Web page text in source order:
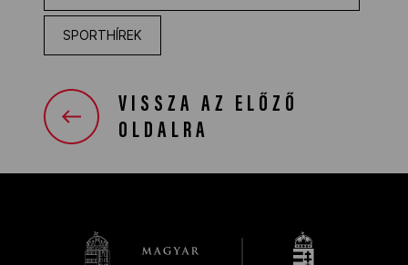
SPORTHÍREK
VISSZA AZ ELŐZŐ
OLDALRA